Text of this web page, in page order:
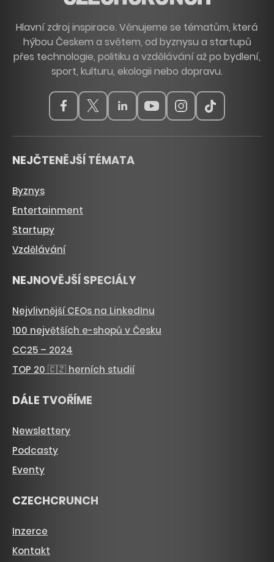
Hlavní zdroj inspirace. Věnujeme se tématům, která
hýbou Českem a světem, od byznysu a startupů
přes technologie, politiku a vzdělávání až po bydlení,
sport, kulturu, ekologii nebo dopravu.
NEJČTENĚJŠÍ TÉMATA
Byznys
Entertainment
Startupy
Vzdělávání
NEJNOVĚJŠÍ SPECIÁLY
Nejvlivnější CEOs na LinkedInu
100 největších e-shopů v Česku
CC25 – 2024
TOP 20 🇨🇿 herních studií
DÁLE TVOŘÍME
Newslettery
Podcasty
Eventy
CZECHCRUNCH
Inzerce
Kontakt